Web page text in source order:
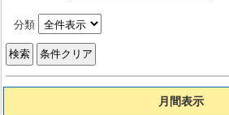
分類
月間表示